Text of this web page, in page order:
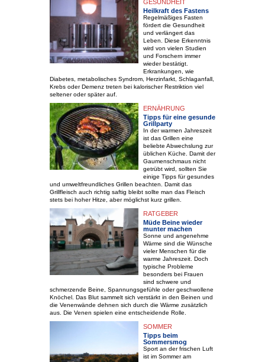
GESUNDHEIT
Heilkraft des Fastens
Regelmäßiges Fasten
fördert die Gesundheit
und verlängert das
Leben. Diese Erkenntnis
wird von vielen Studien
und Forschern immer
wieder bestätigt.
Erkrankungen, wie
Diabetes, metabolisches Syndrom, Herzinfarkt, Schlaganfall,
Krebs oder Demenz treten bei kalorischer Restriktion viel
seltener oder später auf.
ERNÄHRUNG
Tipps für eine gesunde
Grillparty
In der warmen Jahreszeit
ist das Grillen eine
beliebte Abwechslung zur
üblichen Küche. Damit der
Gaumenschmaus nicht
getrübt wird, sollten Sie
einige Tipps für gesundes
und umweltfreundliches Grillen beachten. Damit das
Grillfleisch auch richtig saftig bleibt sollte man das Fleisch
stets bei hoher Hitze, aber möglichst kurz grillen.
RATGEBER
Müde Beine wieder
munter machen
Sonne und angenehme
Wärme sind die Wünsche
vieler Menschen für die
warme Jahreszeit. Doch
typische Probleme
besonders bei Frauen
sind schwere und
schmerzende Beine, Spannungsgefühle oder geschwollene
Knöchel. Das Blut sammelt sich verstärkt in den Beinen und
die Venenwände dehnen sich durch die Wärme zusätzlich
aus. Die Venen spielen eine entscheidende Rolle.
SOMMER
Tipps beim
Sommersmog
Sport an der frischen Luft
ist im Sommer am